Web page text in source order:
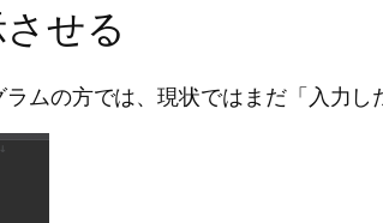
せる
ムの方では、現状ではまだ「入力し